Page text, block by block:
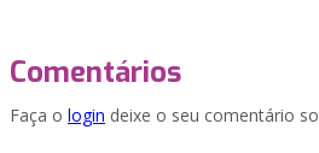
Comentários
Faça o login deixe o seu comentário